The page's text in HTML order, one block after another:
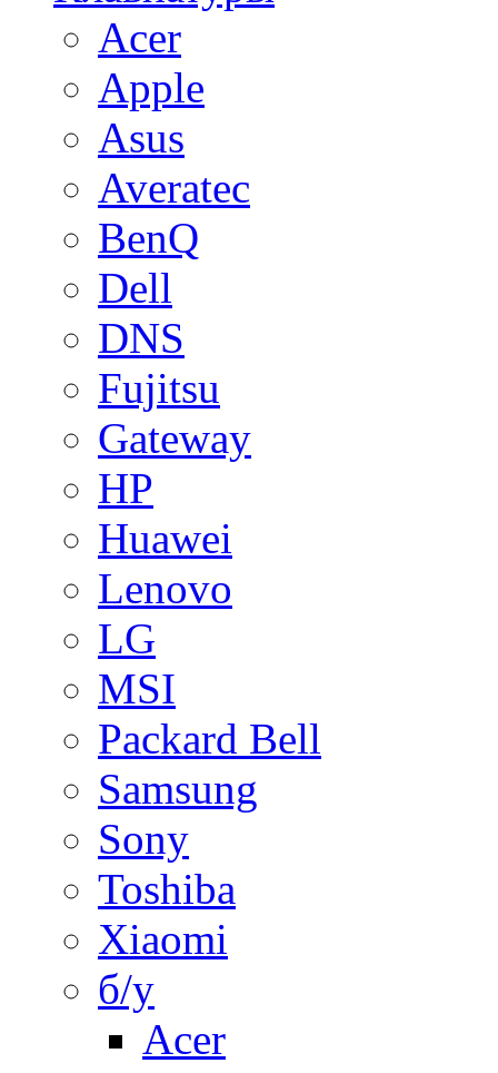
Acer
Apple
Asus
Averatec
BenQ
Dell
DNS
Fujitsu
Gateway
HP
Huawei
Lenovo
LG
MSI
Packard Bell
Samsung
Sony
Toshiba
Xiaomi
б/у
Acer